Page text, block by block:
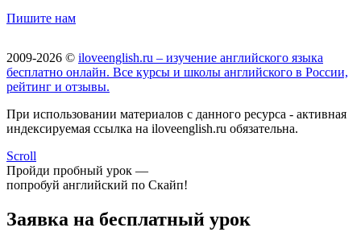
Пишите нам
2009-2026 © iloveenglish.ru – изучение английского языка
бесплатно онлайн. Все курсы и школы английского в России,
рейтинг и отзывы.
При использовании материалов с данного ресурса - активная
индексируемая ссылка на iloveenglish.ru обязательна.
Scroll
Пройди пробный урок —
попробуй английский по Скайп!
Заявка на бесплатный урок